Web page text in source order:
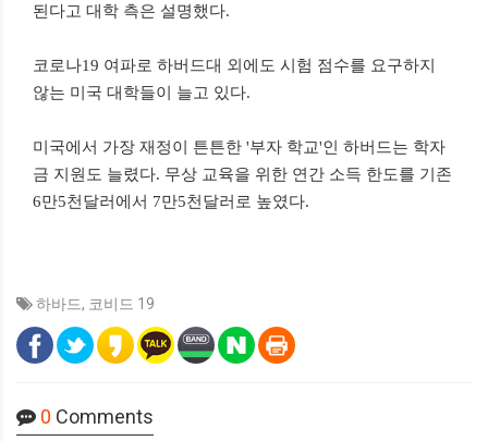
된다고 대학 측은 설명했다.
코로나19 여파로 하버드대 외에도 시험 점수를 요구하지
않는 미국 대학들이 늘고 있다.
미국에서 가장 재정이 튼튼한 '부자 학교'인 하버드는 학자
금 지원도 늘렸다. 무상 교육을 위한 연간 소득 한도를 기존
6만5천달러에서 7만5천달러로 높였다.
하바드, 코비드 19
0 Comments